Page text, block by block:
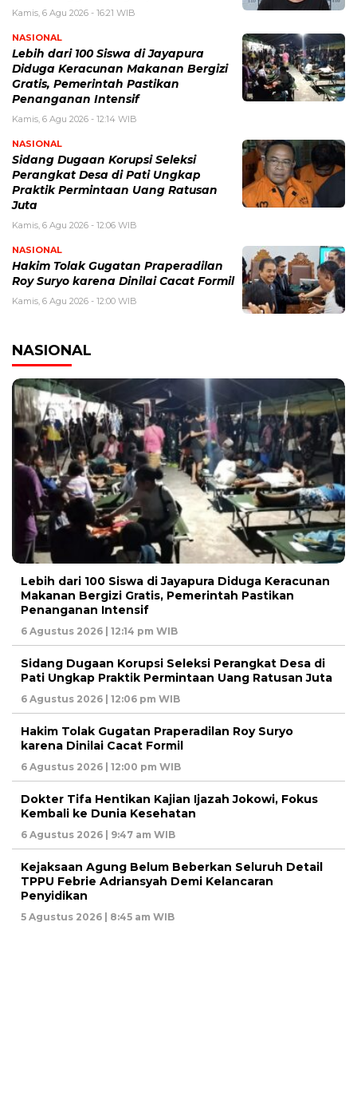
Kamis, 6 Agu 2026 - 16:21 WIB
NASIONAL
Lebih dari 100 Siswa di Jayapura
Diduga Keracunan Makanan Bergizi
Gratis, Pemerintah Pastikan
Penanganan Intensif
Kamis, 6 Agu 2026 - 12:14 WIB
NASIONAL
Sidang Dugaan Korupsi Seleksi
Perangkat Desa di Pati Ungkap
Praktik Permintaan Uang Ratusan
Juta
Kamis, 6 Agu 2026 - 12:06 WIB
NASIONAL
Hakim Tolak Gugatan Praperadilan
Roy Suryo karena Dinilai Cacat Formil
Kamis, 6 Agu 2026 - 12:00 WIB
NASIONAL
Lebih dari 100 Siswa di Jayapura Diduga Keracunan
Makanan Bergizi Gratis, Pemerintah Pastikan
Penanganan Intensif
6 Agustus 2026 | 12:14 pm WIB
Sidang Dugaan Korupsi Seleksi Perangkat Desa di
Pati Ungkap Praktik Permintaan Uang Ratusan Juta
6 Agustus 2026 | 12:06 pm WIB
Hakim Tolak Gugatan Praperadilan Roy Suryo
karena Dinilai Cacat Formil
6 Agustus 2026 | 12:00 pm WIB
Dokter Tifa Hentikan Kajian Ijazah Jokowi, Fokus
Kembali ke Dunia Kesehatan
6 Agustus 2026 | 9:47 am WIB
Kejaksaan Agung Belum Beberkan Seluruh Detail
TPPU Febrie Adriansyah Demi Kelancaran
Penyidikan
5 Agustus 2026 | 8:45 am WIB